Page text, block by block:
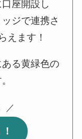
座開設し
ジで連携さ
えます！
る黄緑色の
／